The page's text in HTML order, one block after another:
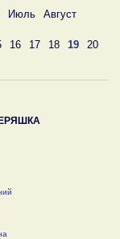
Июль
Август
16 17 18 19
20